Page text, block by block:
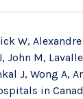
W,
John M,
J, Wong A,
in